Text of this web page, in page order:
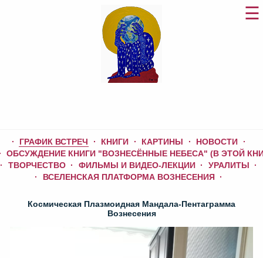
ГРАФИК ВСТРЕЧ КНИГИ КАРТИНЫ
НОВОСТИ
ОБСУЖДЕНИЕ КНИГИ "ВОЗНЕСЁННЫЕ НЕБЕСА" (В ЭТОЙ
ТВОРЧЕСТВО
ФИЛЬМЫ И ВИДЕО-ЛЕКЦИИ
УРАЛИТЫ
ВСЕЛЕНСКАЯ ПЛАТФОРМА ВОЗНЕСЕНИЯ
Космическая Плазмоидная Мандала-Пентаграмма
Вознесения